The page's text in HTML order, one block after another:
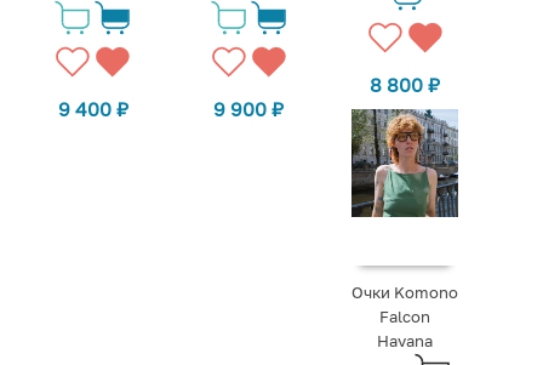
9 400 ₽ 9 900₽
8 800₽
Очки Komono
Falcon
Havana